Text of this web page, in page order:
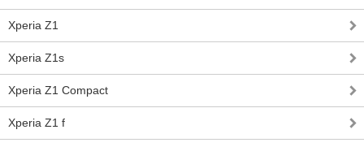
Xperia Z1
Xperia Z1s
Xperia Z1 Compact
Xperia Z1 f